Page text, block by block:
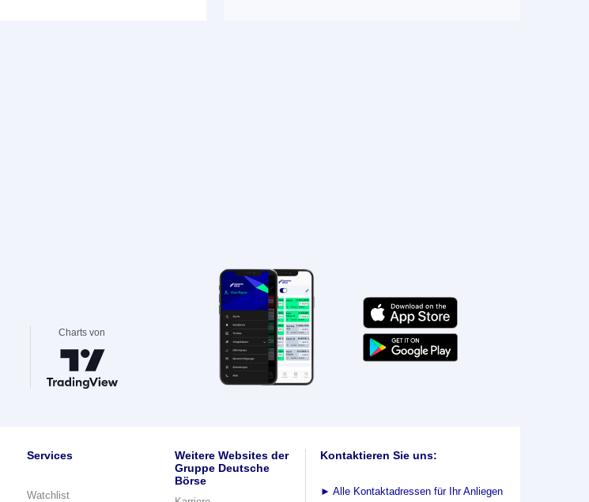
Charts von
Services
Watchlist
Weitere Websites der
Gruppe Deutsche
Börse
Kontaktieren Sie uns:
► Alle Kontaktadressen für Ihr Anliegen